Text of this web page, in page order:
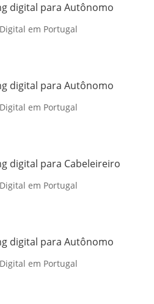
digital para Autônomo
em Portugal
digital para Autônomo
em Portugal
digital para Cabeleireiro
em Portugal
digital para Autônomo
em Portugal